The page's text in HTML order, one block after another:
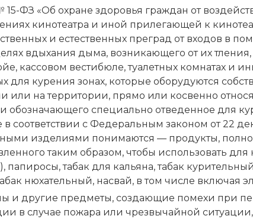
ФЗ «Об охране здоровья граждан от
кинотеатра и иной прилегающей к
и естественных преград от входов в
вдыхания дыма, возникающего от их
кассовом вестибюле, туалетных комнатах и
курения зонах, которые оборудуются
или на территории, прямо или косвенно
специально отведенное для
соответствии с Федеральным законом от 22
изделиями понимаются — продукты,
таким образом, чтобы использовать
табак для кальяна, табак
нюхательный, насвай, в том числе включая
и другие предметы, создающие помехи при
в случае пожара или чрезвычайной